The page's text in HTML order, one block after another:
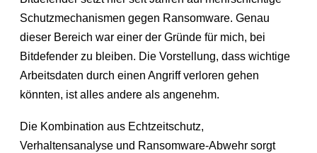
Schutzmechanismen gegen Ransomware. Genau
dieser Bereich war einer der Gründe für mich, bei
Bitdefender zu bleiben. Die Vorstellung, dass wichtige
Arbeitsdaten durch einen Angriff verloren gehen
könnten, ist alles andere als angenehm.
Die Kombination aus Echtzeitschutz,
Verhaltensanalyse und Ransomware-Abwehr sorgt